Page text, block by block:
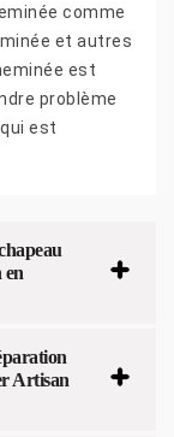
comme
et autres
est
problème
est
en
Artisan